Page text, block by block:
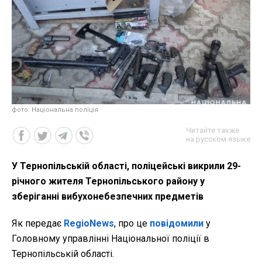
фото: Національна поліція
Читайте также
на русском языке
У Тернопільській області, поліцейські викрили 29-
річного жителя Тернопільського району у
зберіганні вибухонебезпечних предметів
Як передає RegioNews, про це повідомили у
Головному управлінні Національної поліції в
Тернопільській області.